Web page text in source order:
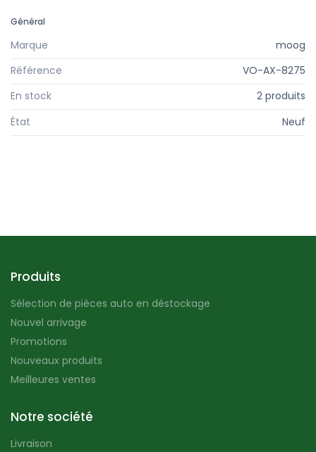
Général
Marque
moog
Référence
VO-AX-8275
En stock
2 produits
État
Neuf
Produits
Sélection de pièces auto en déstockage
Nouvel arrivage
Promotions
Nouveaux produits
Meilleures ventes
Notre société
Livraison